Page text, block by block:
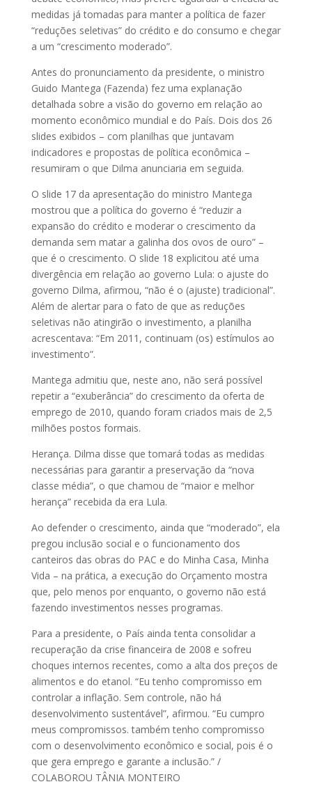
medidas já tomadas para manter a política de fazer
“reduções seletivas” do crédito e do consumo e chegar
a um “crescimento moderado”.
Antes do pronunciamento da presidente, o ministro
Guido Mantega (Fazenda) fez uma explanação
detalhada sobre a visão do governo em relação ao
momento econômico mundial e do País. Dois dos 26
slides exibidos – com planilhas que juntavam
indicadores e propostas de política econômica –
resumiram o que Dilma anunciaria em seguida.
O slide 17 da apresentação do ministro Mantega
mostrou que a política do governo é “reduzir a
expansão do crédito e moderar o crescimento da
demanda sem matar a galinha dos ovos de ouro” –
que é o crescimento. O slide 18 explicitou até uma
divergência em relação ao governo Lula: o ajuste do
governo Dilma, afirmou, “não é o (ajuste) tradicional”.
Além de alertar para o fato de que as reduções
seletivas não atingirão o investimento, a planilha
acrescentava: “Em 2011, continuam (os) estímulos ao
investimento”.
Mantega admitiu que, neste ano, não será possível
repetir a “exuberância” do crescimento da oferta de
emprego de 2010, quando foram criados mais de 2,5
milhões postos formais.
Herança. Dilma disse que tomará todas as medidas
necessárias para garantir a preservação da “nova
classe média”, o que chamou de “maior e melhor
herança” recebida da era Lula.
Ao defender o crescimento, ainda que “moderado”, ela
pregou inclusão social e o funcionamento dos
canteiros das obras do PAC e do Minha Casa, Minha
Vida – na prática, a execução do Orçamento mostra
que, pelo menos por enquanto, o governo não está
fazendo investimentos nesses programas.
Para a presidente, o País ainda tenta consolidar a
recuperação da crise financeira de 2008 e sofreu
choques internos recentes, como a alta dos preços de
alimentos e do etanol. “Eu tenho compromisso em
controlar a inflação. Sem controle, não há
desenvolvimento sustentável”, afirmou. “Eu cumpro
meus compromissos. também tenho compromisso
com o desenvolvimento econômico e social, pois é o
que gera emprego e garante a inclusão.” /
COLABOROU TÂNIA MONTEIRO